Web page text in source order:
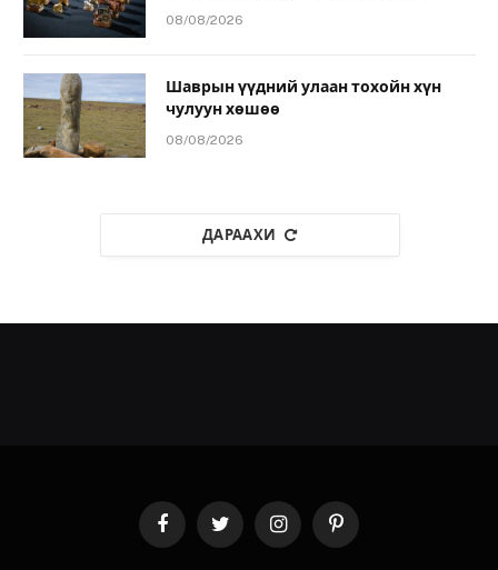
08/08/2026
Шаврын үүдний улаан тохойн хүн
чулуун хөшөө
08/08/2026
ДАРААХИ
FacebookTwitter InstagramPinterest